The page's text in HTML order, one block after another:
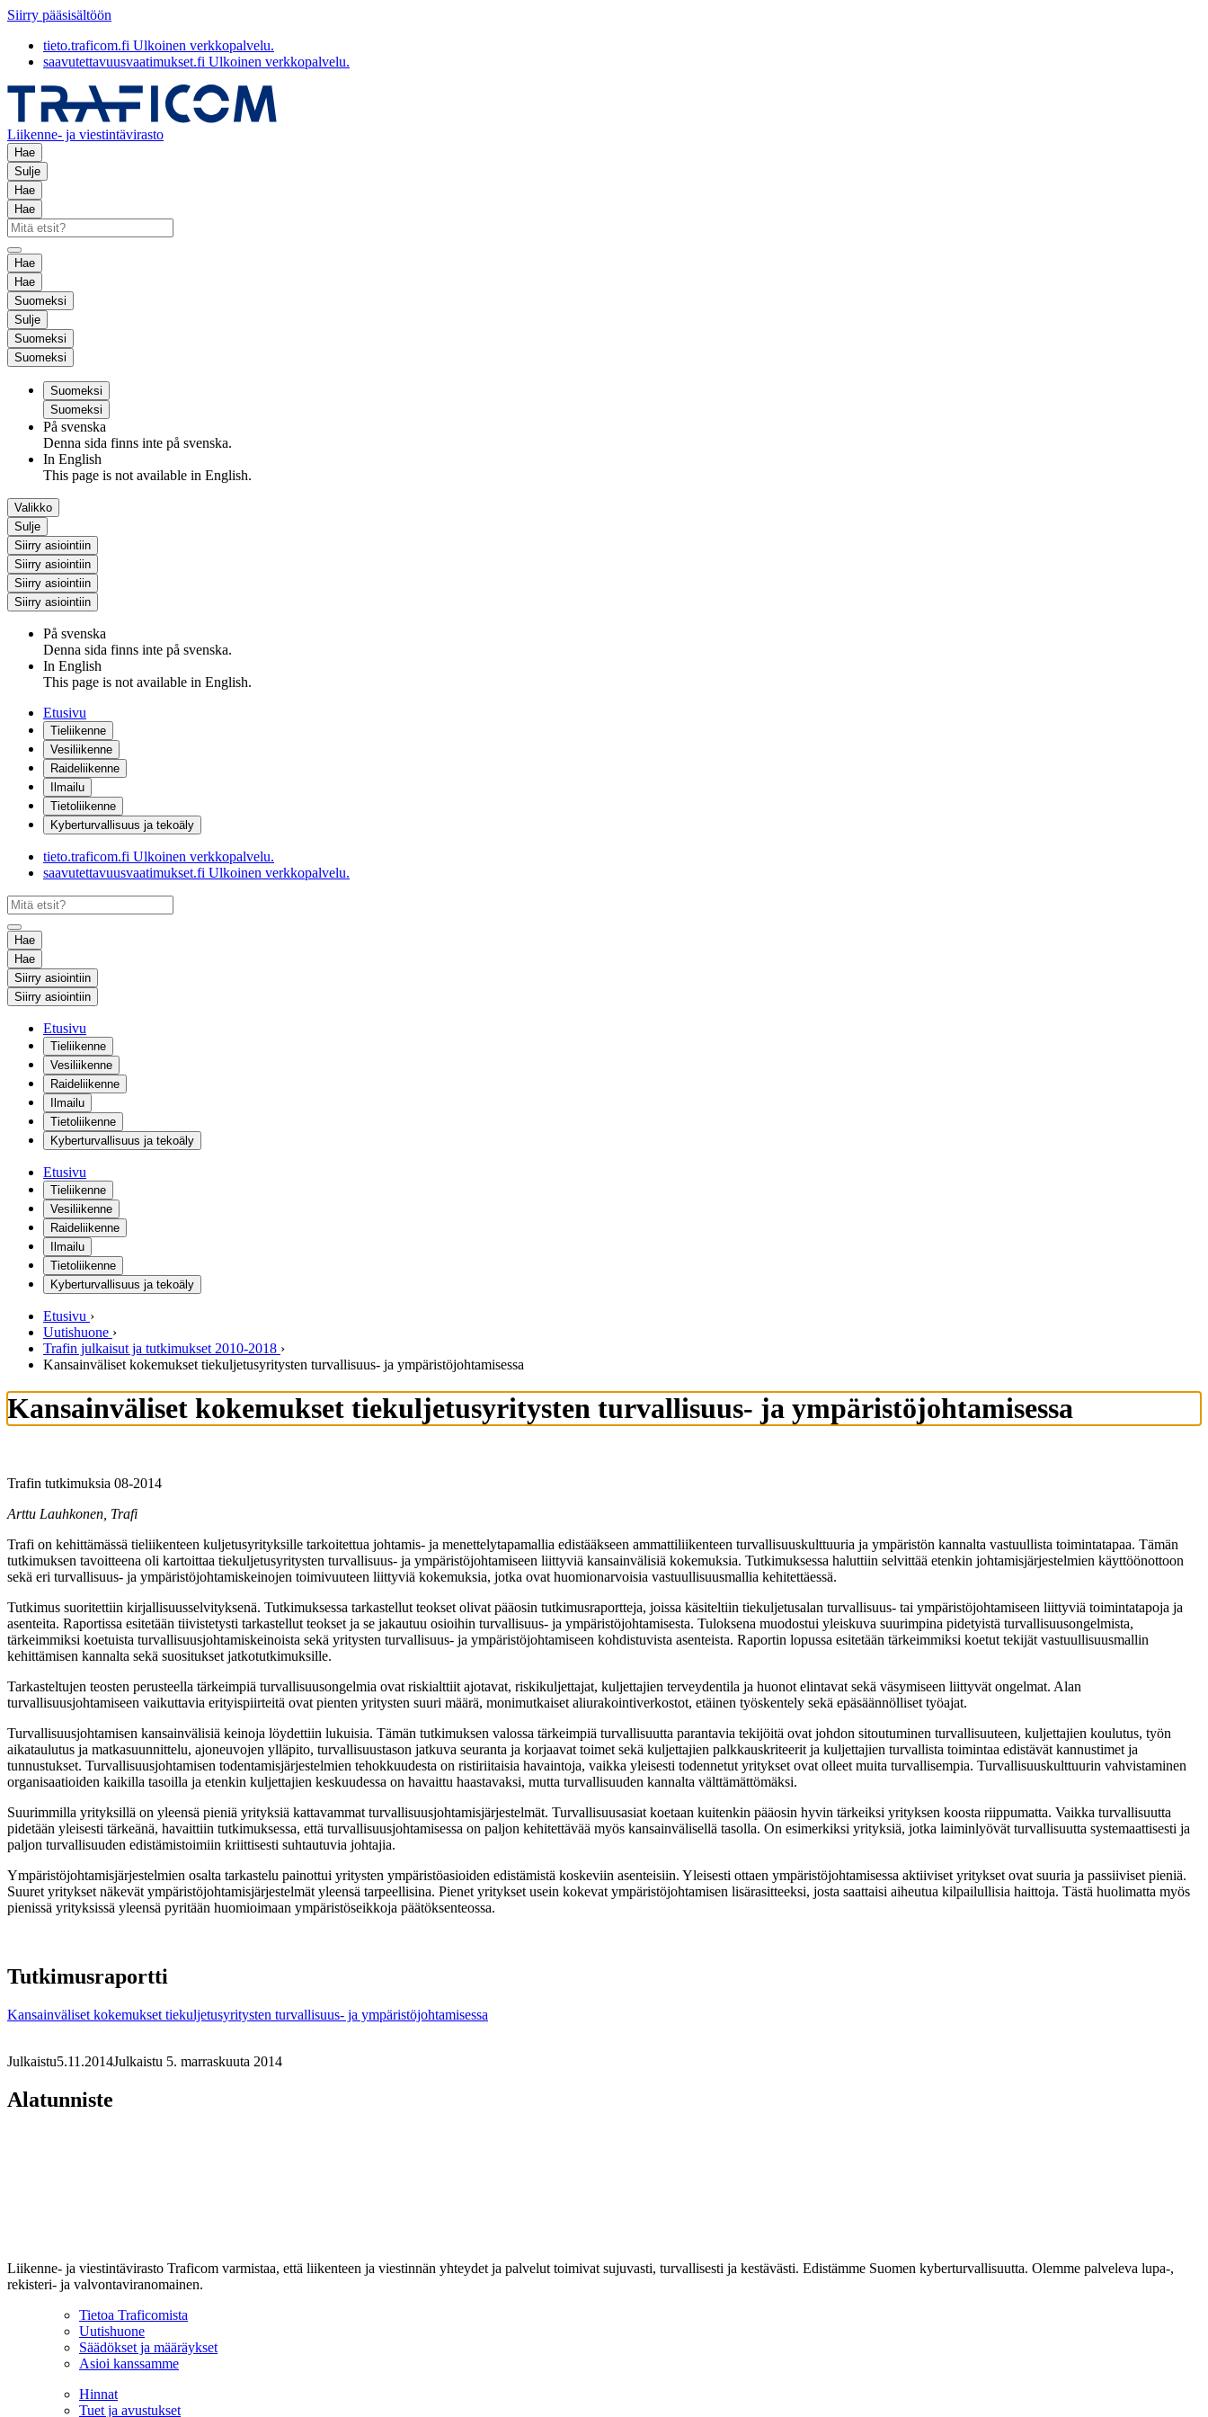
Siirry pääsisältöön
tieto.traficom.fi Ulkoinen verkkopalvelu.
saavutettavuusvaatimukset.fi Ulkoinen verkkopalvelu.
Liikenne- ja viestintävirasto
Hae
Sulje
Hae
Hae
Hae
Hae
Suomeksi
Sulje
Suomeksi
Suomeksi
Suomeksi
Suomeksi
På svenska
Denna sida finns inte på svenska.
In English
This page is not available in English.
Valikko
Sulje
Siirry asiointiin
Siirry asiointiin
Siirry asiointiin
Siirry asiointiin
På svenska
Denna sida finns inte på svenska.
In English
This page is not available in English.
Etusivu
Tieliikenne
Vesiliikenne
Raideliikenne
Ilmailu
Tietoliikenne
Kyberturvallisuus ja tekoäly
tieto.traficom.fi Ulkoinen verkkopalvelu.
saavutettavuusvaatimukset.fi Ulkoinen verkkopalvelu.
Hae
Hae
Siirry asiointiin
Siirry asiointiin
Etusivu
Tieliikenne
Vesiliikenne
Raideliikenne
Ilmailu
Tietoliikenne
Kyberturvallisuus ja tekoäly
Etusivu
Tieliikenne
Vesiliikenne
Raideliikenne
Ilmailu
Tietoliikenne
Kyberturvallisuus ja tekoäly
Etusivu ›
Uutishuone ›
Trafin julkaisut ja tutkimukset 2010-2018 ›
Kansainväliset kokemukset tiekuljetusyritysten turvallisuus- ja ympäristöjohtamisessa
Kansainväliset kokemukset tiekuljetusyritysten turvallisuus- ja ympäristöjohtamisessa
Trafin tutkimuksia 08-2014
Arttu Lauhkonen, Trafi
Trafi on kehittämässä tieliikenteen kuljetusyrityksille tarkoitettua johtamis- ja menettelytapamallia edistääkseen ammattiliikenteen turvallisuuskulttuuria ja ympäristön kannalta vastuullista toimintatapaa. Tämän
tutkimuksen tavoitteena oli kartoittaa tiekuljetusyritysten turvallisuus- ja ympäristöjohtamiseen liittyviä kansainvälisiä kokemuksia. Tutkimuksessa haluttiin selvittää etenkin johtamisjärjestelmien käyttöönottoon
sekä eri turvallisuus- ja ympäristöjohtamiskeinojen toimivuuteen liittyviä kokemuksia, jotka ovat huomionarvoisia vastuullisuusmallia kehitettäessä.
Tutkimus suoritettiin kirjallisuusselvityksenä. Tutkimuksessa tarkastellut teokset olivat pääosin tutkimusraportteja, joissa käsiteltiin tiekuljetusalan turvallisuus- tai ympäristöjohtamiseen liittyviä toimintatapoja ja
asenteita. Raportissa esitetään tiivistetysti tarkastellut teokset ja se jakautuu osioihin turvallisuus- ja ympäristöjohtamisesta. Tuloksena muodostui yleiskuva suurimpina pidetyistä turvallisuusongelmista,
tärkeimmiksi koetuista turvallisuusjohtamiskeinoista sekä yritysten turvallisuus- ja ympäristöjohtamiseen kohdistuvista asenteista. Raportin lopussa esitetään tärkeimmiksi koetut tekijät vastuullisuusmallin
kehittämisen kannalta sekä suositukset jatkotutkimuksille.
Tarkasteltujen teosten perusteella tärkeimpiä turvallisuusongelmia ovat riskialttiit ajotavat, riskikuljettajat, kuljettajien terveydentila ja huonot elintavat sekä väsymiseen liittyvät ongelmat. Alan
turvallisuusjohtamiseen vaikuttavia erityispiirteitä ovat pienten yritysten suuri määrä, monimutkaiset aliurakointiverkostot, etäinen työskentely sekä epäsäännölliset työajat.
Turvallisuusjohtamisen kansainvälisiä keinoja löydettiin lukuisia. Tämän tutkimuksen valossa tärkeimpiä turvallisuutta parantavia tekijöitä ovat johdon sitoutuminen turvallisuuteen, kuljettajien koulutus, työn
aikataulutus ja matkasuunnittelu, ajoneuvojen ylläpito, turvallisuustason jatkuva seuranta ja korjaavat toimet sekä kuljettajien palkkauskriteerit ja kuljettajien turvallista toimintaa edistävät kannustimet ja
tunnustukset. Turvallisuusjohtamisen todentamisjärjestelmien tehokkuudesta on ristiriitaisia havaintoja, vaikka yleisesti todennetut yritykset ovat olleet muita turvallisempia. Turvallisuuskulttuurin vahvistaminen
organisaatioiden kaikilla tasoilla ja etenkin kuljettajien keskuudessa on havaittu haastavaksi, mutta turvallisuuden kannalta välttämättömäksi.
Suurimmilla yrityksillä on yleensä pieniä yrityksiä kattavammat turvallisuusjohtamisjärjestelmät. Turvallisuusasiat koetaan kuitenkin pääosin hyvin tärkeiksi yrityksen koosta riippumatta. Vaikka turvallisuutta
pidetään yleisesti tärkeänä, havaittiin tutkimuksessa, että turvallisuusjohtamisessa on paljon kehitettävää myös kansainvälisellä tasolla. On esimerkiksi yrityksiä, jotka laiminlyövät turvallisuutta systemaattisesti ja
paljon turvallisuuden edistämistoimiin kriittisesti suhtautuvia johtajia.
Ympäristöjohtamisjärjestelmien osalta tarkastelu painottui yritysten ympäristöasioiden edistämistä koskeviin asenteisiin. Yleisesti ottaen ympäristöjohtamisessa aktiiviset yritykset ovat suuria ja passiiviset pieniä.
Suuret yritykset näkevät ympäristöjohtamisjärjestelmät yleensä tarpeellisina. Pienet yritykset usein kokevat ympäristöjohtamisen lisärasitteeksi, josta saattaisi aiheutua kilpailullisia haittoja. Tästä huolimatta myös
pienissä yrityksissä yleensä pyritään huomioimaan ympäristöseikkoja päätöksenteossa.
Tutkimusraportti
Kansainväliset kokemukset tiekuljetusyritysten turvallisuus- ja ympäristöjohtamisessa
Julkaistu5.11.2014Julkaistu 5. marraskuuta 2014
Alatunniste
Liikenne- ja viestintävirasto Traficom varmistaa, että liikenteen ja viestinnän yhteydet ja palvelut toimivat sujuvasti, turvallisesti ja kestävästi. Edistämme Suomen kyberturvallisuutta. Olemme palveleva lupa-,
rekisteri- ja valvontaviranomainen.
Tietoa Traficomista
Uutishuone
Säädökset ja määräykset
Asioi kanssamme
Hinnat
Tuet ja avustukset